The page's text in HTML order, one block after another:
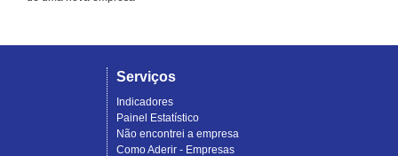
Serviços
Indicadores
Painel Estatístico
Não encontrei a empresa
Como Aderir - Empresas